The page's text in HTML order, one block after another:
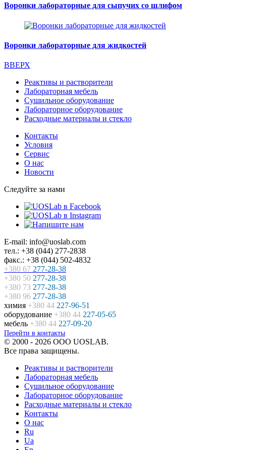
Воронки лабораторные для сыпучих со шлифом
Воронки лабораторные для жидкостей
ВВЕРХ
Реактивы и растворители
Лабораторная мебель
Сушильное оборудование
Лабораторное оборудование
Расходные материалы и стекло
Контакты
Условия
Сервис
О нас
Новости
Следуйте за нами
E-mail: info@uoslab.com
тел.: +38 (044) 277-2838
факс.: +38 (044) 502-4832
+380 67 277-28-38
+380 50 277-28-38
+380 73 277-28-38
+380 96 277-28-38
химия +380 44 227-96-51
оборудование +380 44 227-05-65
мебель +380 44 227-09-20
Перейти в контакты
© 2000 - 2026 ООО UOSLAB.
Все права защищены.
Реактивы и растворители
Лабораторная мебель
Сушильное оборудование
Лабораторное оборудование
Расходные материалы и стекло
Контакты
О нас
Ru
Ua